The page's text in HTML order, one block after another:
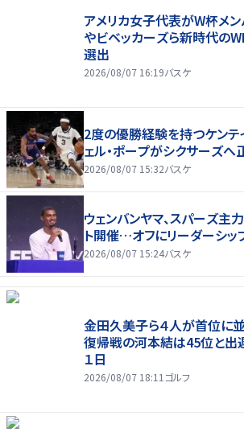
アメリカ女子代表がW杯メ
やビベッカーズら新時代の
選出
2026/08/07 16:19バスケ
2度の優勝経験を持つケンテ
ェル・ポープがシクサーズへ
2026/08/07 15:32バスケ
ウェンバンヤマ、スパーズ主
ト開催…オフにリーダーシッ
2026/08/07 15:24バスケ
金田久美子ら４人が首位に
復帰戦の河本結は45位と
１日
2026/08/07 18:11 ゴルフ